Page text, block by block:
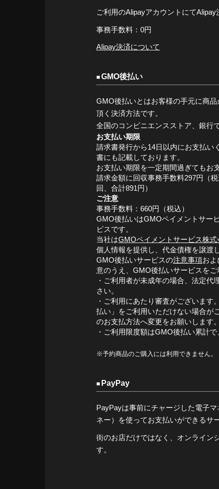
ご利用のAlipayアカウントにて
事務手数料：0円
Alipay決済について
GMO後払い
GMO後払いとはお客様の手元に商
頂く決済方法です。
全国のコンビニエンスストア、銀行
お支払い期限
請求書発行から14日以内にお支払い
書にも記載しております。
お支払い期限を一定期間過ぎてもお
請求金額に回収事務手数料297円（
回、合計891円）
ご注意
事務手数料：660円（税込）
GMO後払いはGMOペイメントサー
ビスです。
当社はGMOペイメントサービス株式
個人情報を提供し、代金債権を譲渡
GMO後払いサービスの注意事項およ
意のうえ、GMO後払いサービスを
・ご利用者が未成年の場合、法定代
さい。
・ご利用にあたり審査がございま
払い」をご利用いただけない場合が
のお支払方法へ変更をお願いします
・ご利用限度額はGMO後払い累計
※予約商品のご購入には利用できません。
PayPay
PayPayは事前にチャージした電子
ネー）を使ってお支払いができるサ
街のお店だけではなく、オンライン
す。